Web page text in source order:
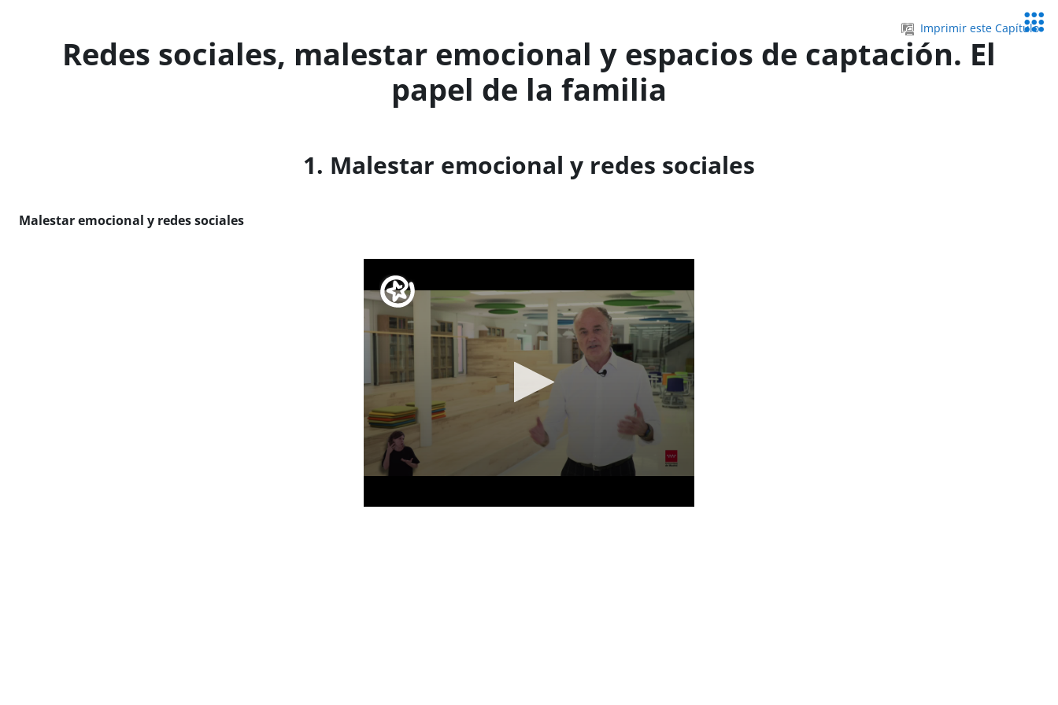
Imprimir este Capítulo
Redes sociales, malestar emocional y espacios de captación. El
papel de la familia
1. Malestar emocional y redes sociales
Malestar emocional y redes sociales